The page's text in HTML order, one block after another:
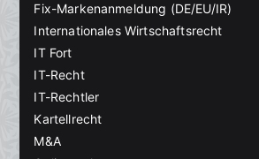
Fix-Markenanmeldung (DE/EU/IR)
Internationales Wirtschaftsrecht
IT Fort
IT-Recht
IT-Rechtler
Kartellrecht
M&A